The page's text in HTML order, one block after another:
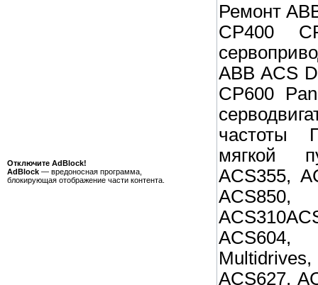
Отключите AdBlock!
AdBlock — вредоносная программа,
блокирующая отображение части контента.
Ремонт
CP400
ABB ACS
CP600
частоты
мягкой
ACS355,
ACS627,